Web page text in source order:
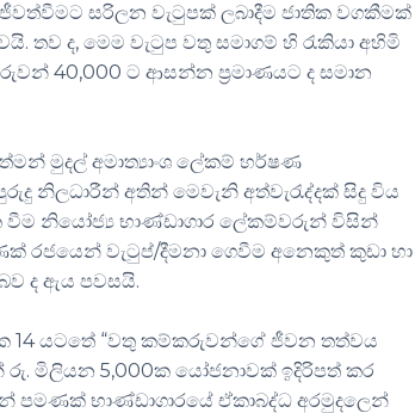
සරිලන වැටුපක් ලබාදීම ජාතික වගකීමක්
තව ද, මෙම වැටුප වතු සමාගම් හි රැකියා අහිමි
40,000 ට ආසන්න ප්‍රමාණයට ද සමාන
මුදල් අමාත්‍යාංශ ලේකම් හර්ෂණ
නිලධාරීන් අතින් මෙවැනි අත්වැරැද්දක් සිදු විය
වීම නියෝජ්‍ය භාණ්ඩාගාර ලේකම්වරුන් විසින්
රජයෙන් වැටුප්/දීමනා ගෙවීම අනෙකුත් කුඩා හා
ද ඇය පවසයි.
14 යටතේ “වතු කම්කරුවන්ගේ ජීවන තත්වය
රු. මිලියන 5,000ක යෝජනාවක් ඉදිරිපත් කර
පමණක් භාණ්ඩාගාරයේ ඒකාබද්ධ අරමුදලෙන්